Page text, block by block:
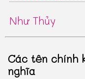
Như Thủy
Các tên chính
nghĩa